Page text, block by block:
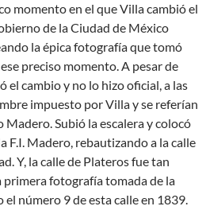
momento en el que Villa cambió el
de la Ciudad de México
la épica fotografía que tomó
preciso momento. A pesar de
el cambio y no lo hizo oficial, a las
impuesto por Villa y se referían
Madero. Subió la escalera y colocó
F.I. Madero, rebautizando a la calle
Y, la calle de Plateros fue tan
fotografía tomada de la
número 9 de esta calle en 1839.